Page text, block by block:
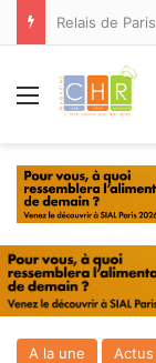
Menu
A la une